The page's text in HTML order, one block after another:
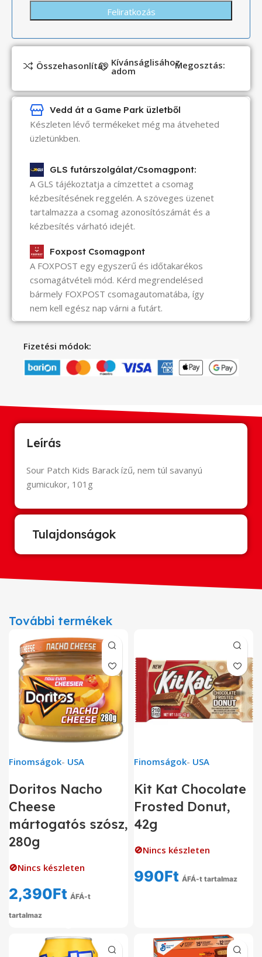
Összehasonlítás Kívánságlisához
adom Megosztás:
Vedd át a Game Park üzletből
Készleten lévő termékeket még ma átveheted
üzletünkben.
GLS futárszolgálat/Csomagpont:
A GLS tájékoztatja a címzettet a csomag
kézbesítésének reggelén. A szöveges üzenet
tartalmazza a csomag azonosítószámát és a
kézbesítés várható idejét.
Foxpost Csomagpont
A FOXPOST egy egyszerű és időtakarékos
csomagátvételi mód. Kérd megrendelésed
bármely FOXPOST csomagautomatába, így
nem kell egész nap várni a futárt.
Fizetési módok:
Leírás
Sour Patch Kids Barack ízű, nem túl savanyú
gumicukor, 101g
Tulajdonságok
További termékek
Finomságok- USA
Doritos Nacho
Cheese
mártogatós szósz,
280g
🚫Nincs készleten
2,390Ft ÁFÁ-t
tartalmaz
Finomságok- USA
Kit Kat Chocolate
Frosted Donut,
42g
🚫Nincs készleten
990Ft ÁFÁ-t tartalmaz